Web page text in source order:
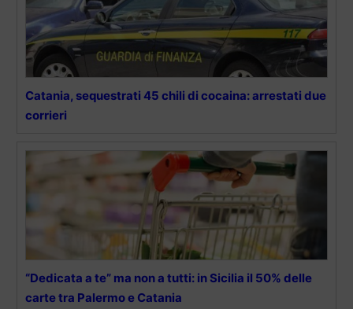
Catania, sequestrati 45 chili di cocaina: arrestati due
corrieri
“Dedicata a te” ma non a tutti: in Sicilia il 50% delle
carte tra Palermo e Catania